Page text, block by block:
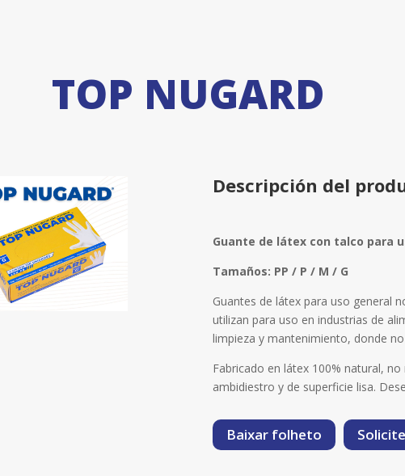
TOP NUGARD
Descripción del
Guante de látex con talco para
Tamaños: PP / P / M / G
Guantes de látex para uso general
utilizan para uso en industrias de
limpieza y mantenimiento, donde
Fabricado en látex 100% natural,
ambidiestro y de superficie lisa.
Baixar folheto